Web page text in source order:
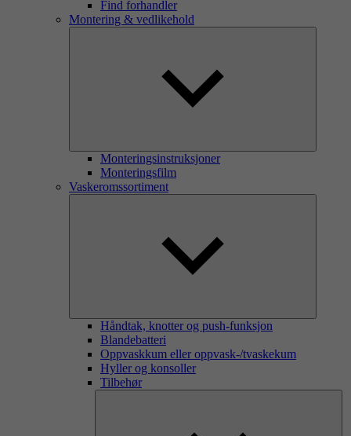
Find forhandler
Montering & vedlikehold
Monteringsinstruksjoner
Monteringsfilm
Vaskeromssortiment
Håndtak, knotter og push-funksjon
Blandebatteri
Oppvaskkum eller oppvask-/tvaskekum
Hyller og konsoller
Tilbehør